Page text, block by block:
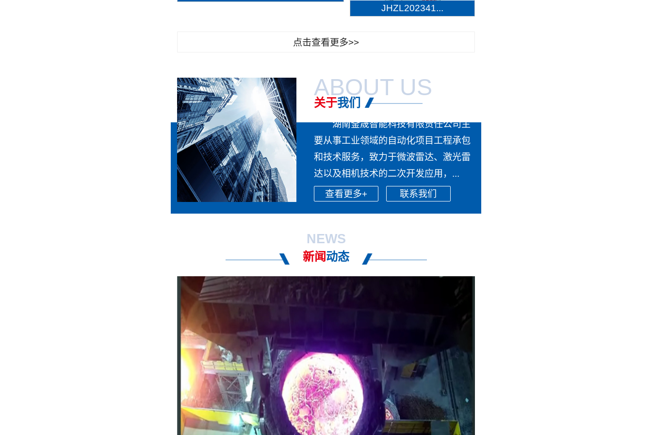
JHZL202341...
点击查看更多>>
ABOUT US
关于我们
湖南釜晟智能科技有限责任公司主
要从事工业领域的自动化项目工程承包
和技术服务，致力于微波雷达、激光雷
达以及相机技术的二次开发应用，...
查看更多+
联系我们
NEWS
新闻动态